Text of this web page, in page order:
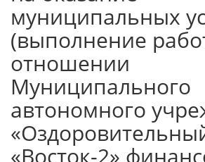
муниципальных
(выполнение
отношении
Муниципального
автономного
«Восток-2»